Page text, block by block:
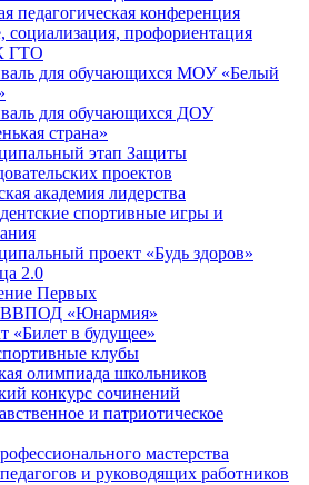
педагогическая конференция
социализация, профориентация
ГТО
для обучающихся МОУ «Белый
для обучающихся ДОУ
страна»
этап Защиты
проектов
академия лидерства
спортивные игры и
проект «Будь здоров»
2.0
Первых
«Юнармия»
«Билет в будущее»
клубы
олимпиада школьников
конкурс сочинений
и патриотическое
мастерства
и руководящих работников